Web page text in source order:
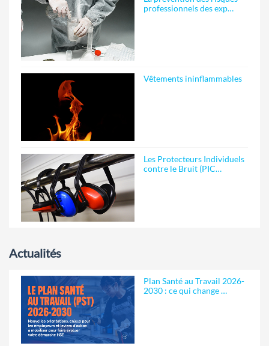
professionnels des exp…
Vêtements ininflammables
Les Protecteurs Individuels
contre le Bruit (PIC…
Actualités
Plan Santé au Travail 2026-
2030 : ce qui change …